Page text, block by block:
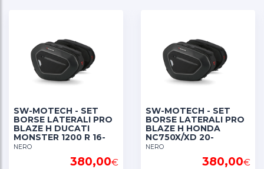
SW-MOTECH - SET
BORSE LATERALI PRO
BLAZE H DUCATI
MONSTER 1200 R 16-
NERO
380,00€
SW-MOTECH - SET
BORSE LATERALI PRO
BLAZE H HONDA
NC750X/XD 20-
NERO
380,00€